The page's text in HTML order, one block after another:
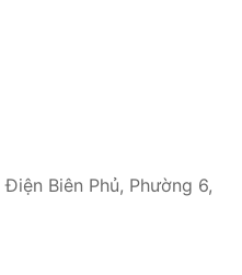
Điện Biên Phủ, Phường 6,